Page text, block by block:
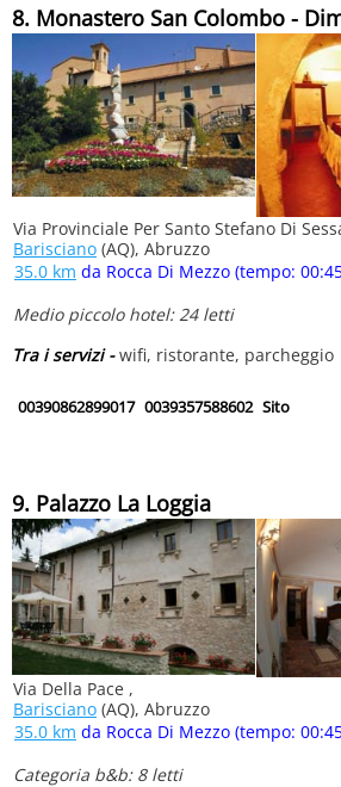
8. Monastero San Colombo -
Via Provinciale Per Santo Stefano Di
Barisciano (AQ), Abruzzo
35.0 km da Rocca Di Mezzo (tempo:
Medio piccolo hotel: 24 letti
Tra i servizi -wifi, ristorante, parcheggio
00390862899017 0039357588602 Sito
9. Palazzo La Loggia
Via Della Pace ,
Barisciano (AQ), Abruzzo
35.0 km da Rocca Di Mezzo (tempo:
Categoria b&b: 8 letti